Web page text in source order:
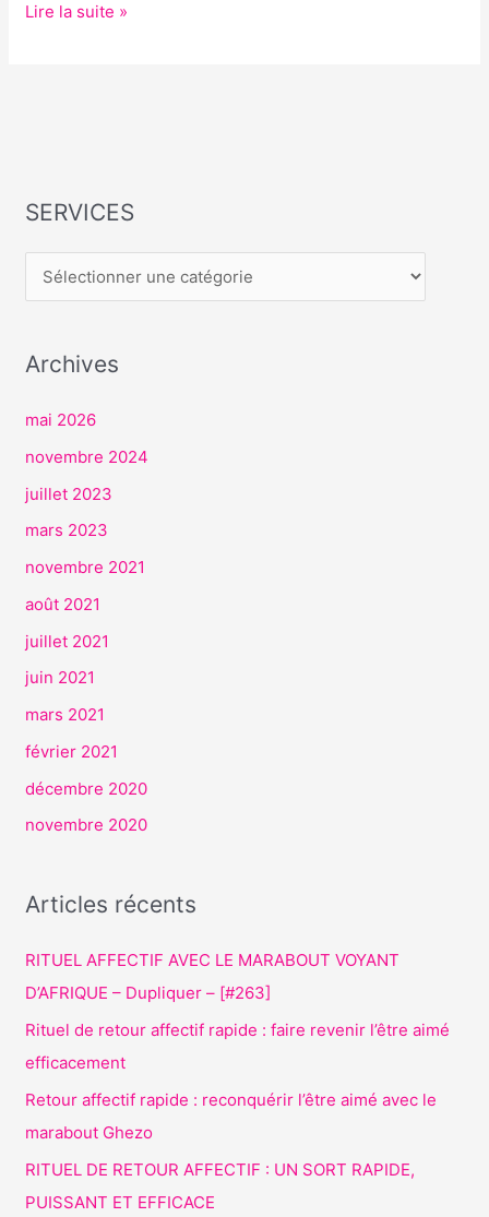
Lire la suite »
SERVICES
S
V
C
Archives
mai 2026
novembre 2024
juillet 2023
mars 2023
novembre 2021
août 2021
juillet 2021
juin 2021
mars 2021
février 2021
décembre 2020
novembre 2020
Articles récents
RITUEL AFFECTIF AVEC LE MARABOUT VOYANT
D’AFRIQUE – Dupliquer – [#263]
Rituel de retour affectif rapide : faire revenir l’être aimé
efficacement
Retour affectif rapide : reconquérir l’être aimé avec le
marabout Ghezo
RITUEL DE RETOUR AFFECTIF : UN SORT RAPIDE,
PUISSANT ET EFFICACE